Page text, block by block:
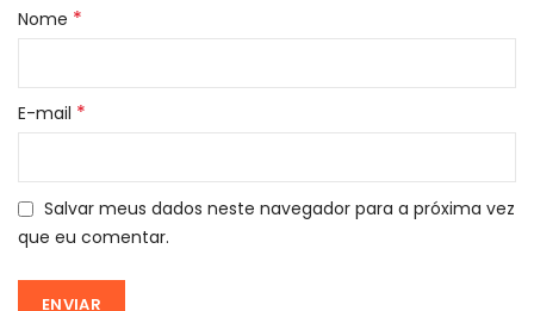
Nome *
E-mail *
Salvar meus dados neste navegador para a próxima vez
que eu comentar.